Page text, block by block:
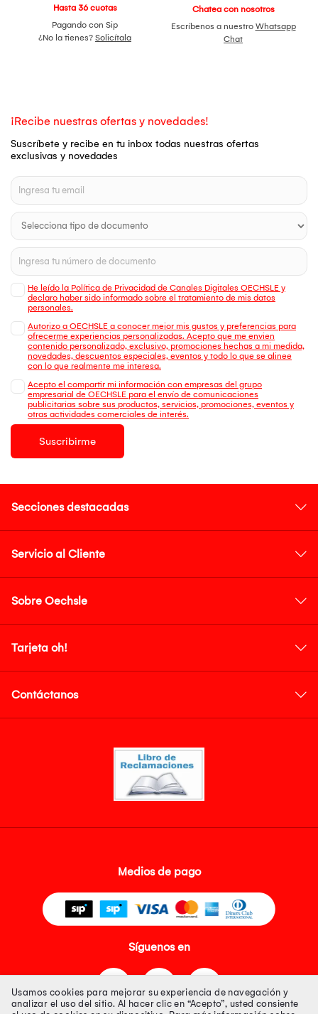
Hasta 36 cuotas
Pagando con Sip
¿No la tienes? Solicítala
Chatea con nosotros
Escríbenos a nuestro Whatsapp
Chat
¡Recibe nuestras ofertas y novedades!
Suscríbete y recibe en tu inbox todas nuestras ofertas
exclusivas y novedades
He leído la Política de Privacidad de Canales Digitales OECHSLE y
declaro haber sido informado sobre el tratamiento de mis datos
personales.
Autorizo a OECHSLE a conocer mejor mis gustos y preferencias para
ofrecerme experiencias personalizadas. Acepto que me envien
contenido personalizado, exclusivo, promociones hechas a mi medida,
novedades, descuentos especiales, eventos y todo lo que se alinee
con lo que realmente me interesa.
Acepto el compartir mi información con empresas del grupo
empresarial de OECHSLE para el envío de comunicaciones
publicitarias sobre sus productos, servicios, promociones, eventos y
otras actividades comerciales de interés.
Suscribirme
Secciones destacadas
Servicio al Cliente
Sobre Oechsle
Tarjeta oh!
Contáctanos
Medios de pago
Síguenos en
Usamos cookies para mejorar su experiencia de navegación y
analizar el uso del sitio. Al hacer clic en “Acepto”, usted consiente